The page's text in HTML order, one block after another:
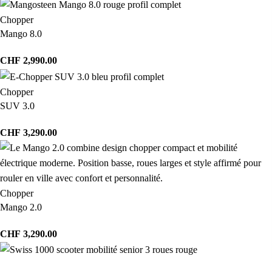
Chopper
Mango 8.0
CHF 2,990.00
Chopper
SUV 3.0
CHF 3,290.00
Chopper
Mango 2.0
CHF 3,290.00